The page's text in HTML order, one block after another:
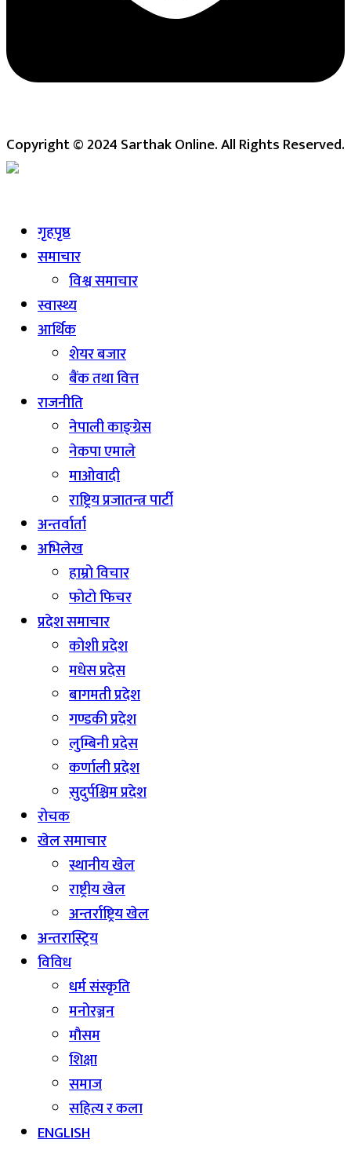
Copyright © 2024 Sarthak Online. All Rights Reserved.
गृहपृष्ठ
समाचार
विश्व समाचार
स्वास्थ्य
आर्थिक
शेयर बजार
बैंक तथा वित्त
राजनीति
नेपाली काङ्ग्रेस
नेकपा एमाले
माओवादी
राष्ट्रिय प्रजातन्त्र पार्टी
अन्तर्वार्ता
अभिलेख
हाम्रो विचार
फोटो फिचर
प्रदेश समाचार
कोशी प्रदेश
मधेस प्रदेस
बागमती प्रदेश
गण्डकी प्रदेश
लुम्बिनी प्रदेस
कर्णाली प्रदेश
सुदुर्पश्चिम प्रदेश
रोचक
खेल समाचार
स्थानीय खेल
राष्ट्रीय खेल
अन्तर्राष्ट्रिय खेल
अन्तरास्ट्रिय
विविध
धर्म संस्कृति
मनोरञ्जन
माैसम
शिक्षा
समाज
सहित्य र कला
ENGLISH